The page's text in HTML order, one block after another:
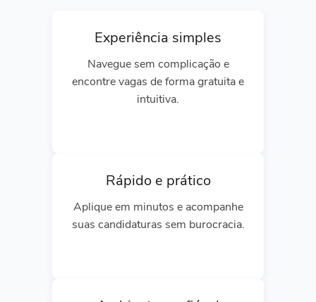
Experiência simples
Navegue sem complicação e
encontre vagas de forma gratuita e
intuitiva.
Rápido e prático
Aplique em minutos e acompanhe
suas candidaturas sem burocracia.